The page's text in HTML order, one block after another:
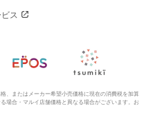
ス
、またはメーカー希望小売価格に現在の消費税を加算
場合・マルイ店舗価格と異なる場合がございます。お